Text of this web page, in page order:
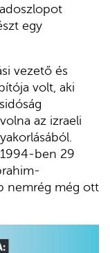
egy
vezető és
volt, aki
az izraeli
ben 29
nemrég még ott